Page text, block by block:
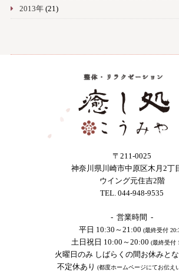
2013年(21)
〒211-0025
神奈川県川崎市中原区木月2丁
ウイング元住吉2階
TEL. 044-948-9535
- 営業時間 -
平日 10:30～21:00 (最終受付
土日祝日 10:00～20:00 (最終受付
火曜日のみ しばらくの間お休みとな
不定休あり (都度ホームページにてお伝え